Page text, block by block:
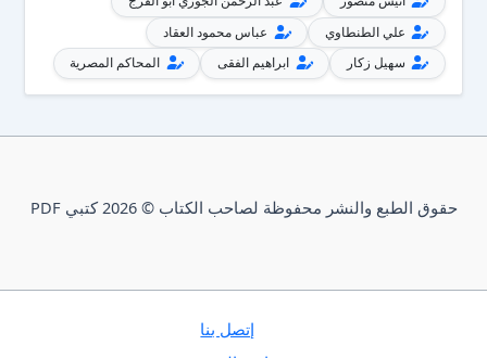
علي الطنطاوي
عباس محمود العقاد
سهيل زكار
ابراهيم الفقى المحاكم المصرية
حقوق الطبع والنشر محفوظة لصاحب الكتاب © 2026 كتبي PDF
إتصل بنا